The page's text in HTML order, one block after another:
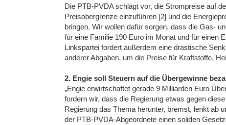
Die PTB-PVDA schlägt vor, die Strompreise auf
Preisobergrenze einzuführen [2] und die
bringen. Wir wollen dafür sorgen, dass die Gas-
für eine Familie 190 Euro im Monat und für einen
Linkspartei fordert außerdem eine drastische
anderer Abgaben, um die Preise für Kraftstoffe,
2. Engie soll Steuern auf die Übergewinne
„Engie erwirtschaftet gerade 9 Milliarden Euro
fordern wir, dass die Regierung etwas gegen
Regierung das Thema herunter, bremst, lenkt ab
der PTB-PVDA-Abgeordnete einen soliden